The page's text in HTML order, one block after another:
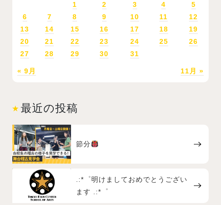
« 9月 11月 »
1 2 3 4
5
6
7 8 9 10 11
12
13
14 15 16 17 18
19
20
21 22 23 24 25
26
27
28 29 30 31
最近の投稿
節分
.:*゜明けましておめでとうござい
ます .:*゜